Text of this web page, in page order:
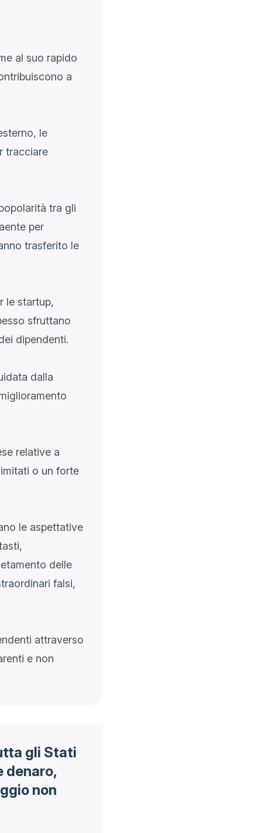
al suo rapido
a
le
tracciare
tra gli
per
trasferito le
le startup,
sfruttano
dipendenti.
dalla
relative a
o un forte
le aspettative
delle
falsi,
attraverso
e non
gli Stati
denaro,
non